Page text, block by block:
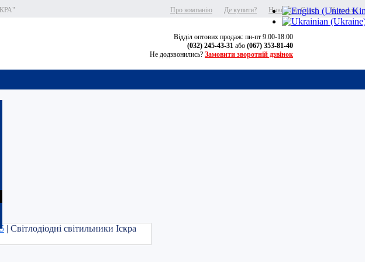
| Світлодіодні світильники Іскра
Контакти
Новини та Статті
Де купити?
Про компанію
Відділ оптових продаж: пн-пт 9:00-18:00
(032) 245-43-31 або (067) 353-81-40
Не додзвонились? Замовити зворотній дзвінок